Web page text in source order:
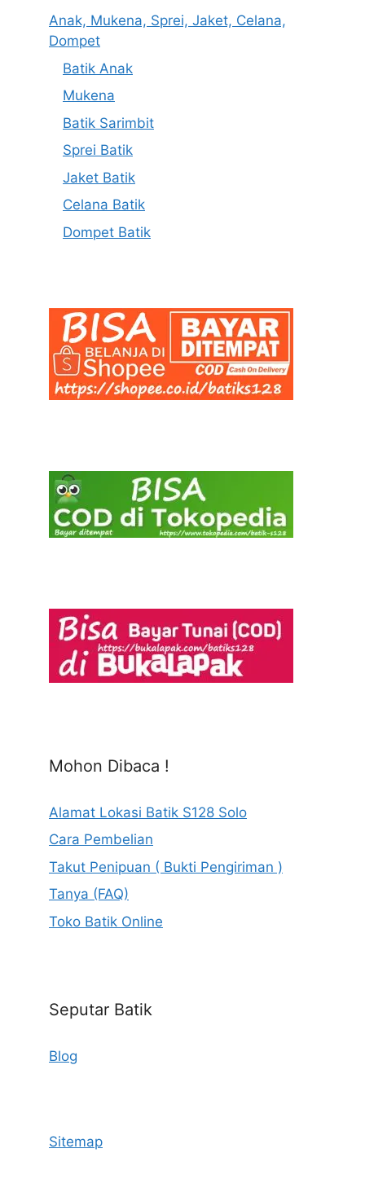
Anak, Mukena, Sprei, Jaket, Celana,
Dompet
Batik Anak
Mukena
Batik Sarimbit
Sprei Batik
Jaket Batik
Celana Batik
Dompet Batik
Mohon Dibaca !
Alamat Lokasi Batik S128 Solo
Cara Pembelian
Takut Penipuan ( Bukti Pengiriman )
Tanya (FAQ)
Toko Batik Online
Seputar Batik
Blog
Sitemap